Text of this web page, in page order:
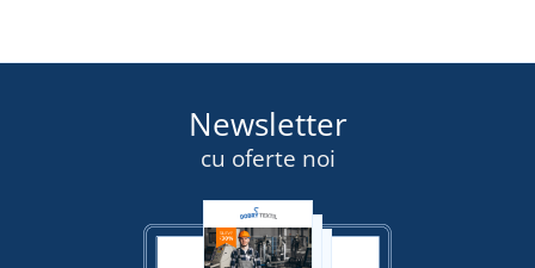
Newsletter
cu oferte noi